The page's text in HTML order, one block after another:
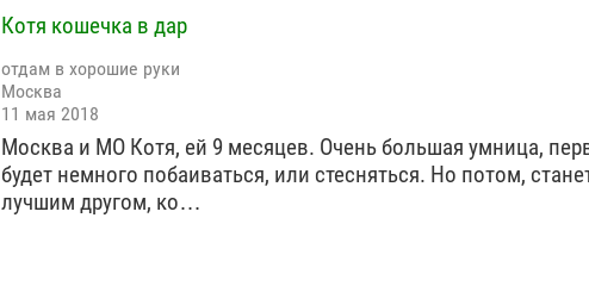
Котя кошечка в дар
отдам в хорошие руки
Москва
11 мая 2018
Москва и МО Котя, ей 9 месяцев. Очень большая умница,
будет немного побаиваться, или стесняться. Но потом,
лучшим другом, ко…